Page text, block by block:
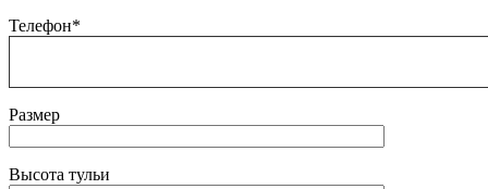
Телефон*
Размер
Высота тульи